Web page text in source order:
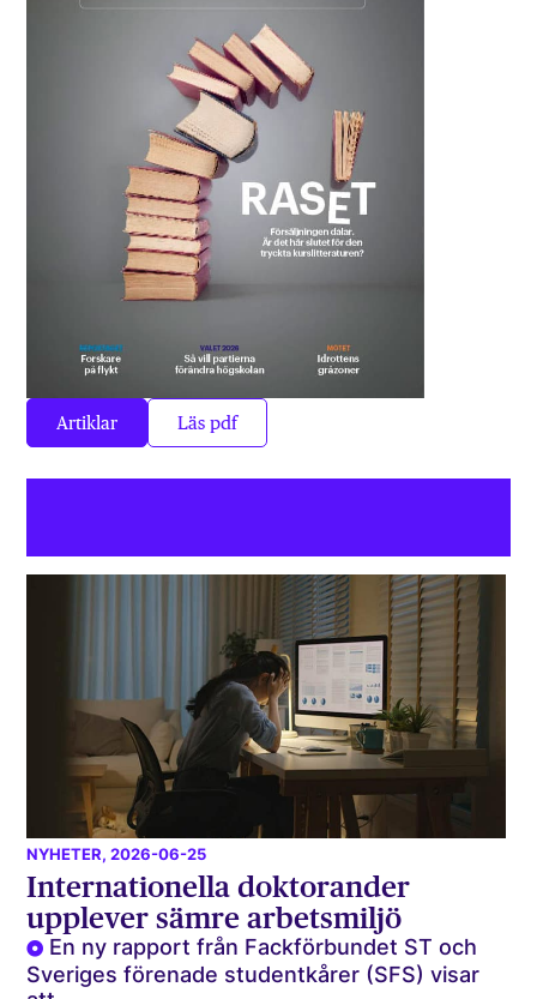
Artiklar Läs pdf
NYHETER, 2026-06-25
Internationella doktorander
upplever sämre arbetsmiljö
En ny rapport från Fackförbundet ST och
Sveriges förenade studentkårer (SFS) visar